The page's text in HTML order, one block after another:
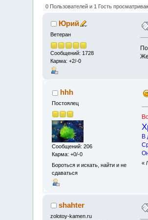
0 Пользователей и 1 Гость
Юрий
Ветеран
Сообщений: 1728
Карма: +2/-0
hhh
Постоялец
Сообщений: 206
Карма: +0/-0
Бороться и искать, найти и не
сдаваться
В
«
shahter
zolotoy-kamen.ru